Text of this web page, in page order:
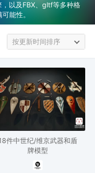
以及FBX、gltf等多种格
能性。
按更新时间排序
件中世纪/维京武器和盾
牌模型